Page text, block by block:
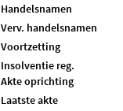
Handelsnamen
Verv. handelsnamen
Voortzetting
Insolventie reg.
Akte oprichting
Laatste akte